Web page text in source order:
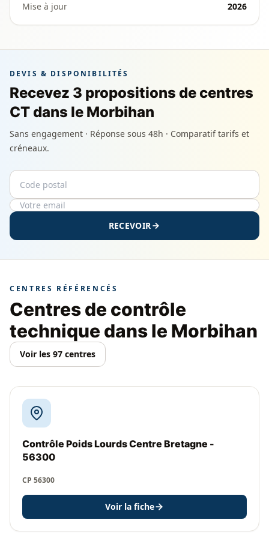
Mise à jour
2026
DEVIS & DISPONIBILITÉS
Recevez 3 propositions de centres
CT dans le Morbihan
Sans engagement · Réponse sous 48h · Comparatif tarifs et
créneaux.
Code postal
Email
RECEVOIR
CENTRES RÉFÉRENCÉS
Centres de contrôle
technique dans le Morbihan
Voir les 97 centres
Contrôle Poids Lourds Centre Bretagne -
56300
CP 56300
Voir la fiche